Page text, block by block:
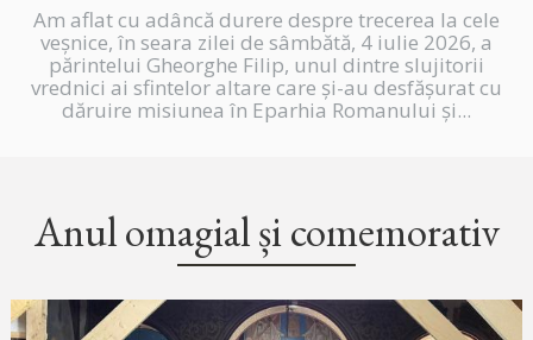
Am aflat cu adâncă durere despre trecerea la cele
veșnice, în seara zilei de sâmbătă, 4 iulie 2026, a
părintelui Gheorghe Filip, unul dintre slujitorii
vrednici ai sfintelor altare care și-au desfășurat cu
dăruire misiunea în Eparhia Romanului și...
Anul omagial și comemorativ